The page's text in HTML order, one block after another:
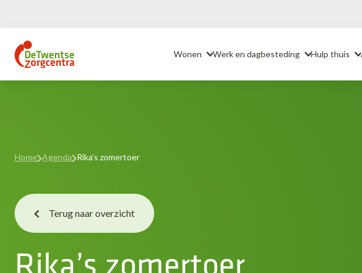
inhoud
Header
Wonen Werk en dagbesteding Hulp thuis
Home Agenda Rika’s zomertoer
Terug naar overzicht
Rika’s zomertoer